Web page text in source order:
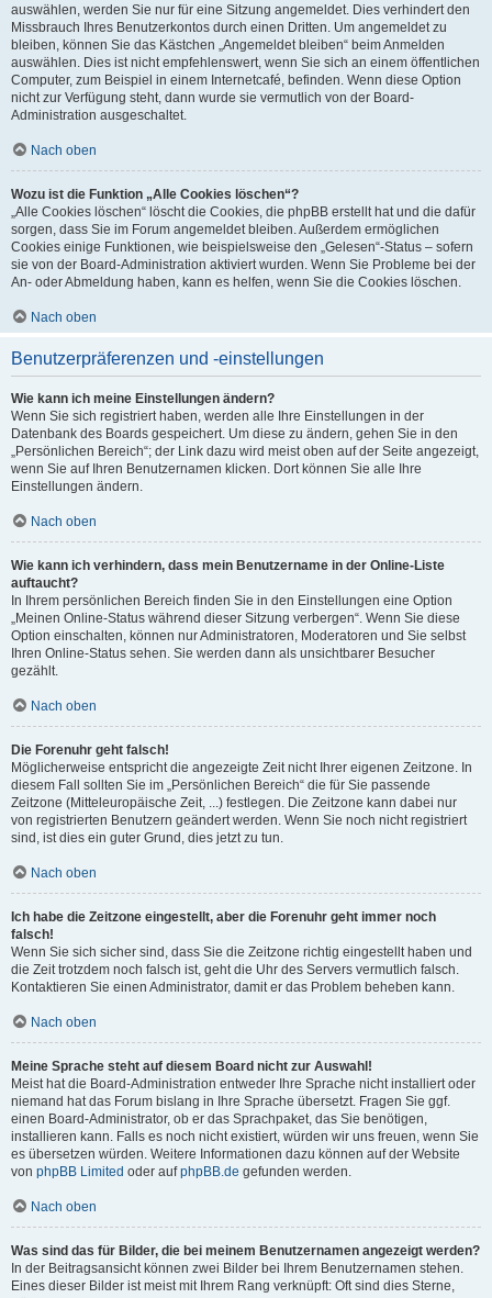
auswählen, werden Sie nur für eine Sitzung angemeldet. Dies verhindert den
Missbrauch Ihres Benutzerkontos durch einen Dritten. Um angemeldet zu
bleiben, können Sie das Kästchen „Angemeldet bleiben“ beim Anmelden
auswählen. Dies ist nicht empfehlenswert, wenn Sie sich an einem öffentlichen
Computer, zum Beispiel in einem Internetcafé, befinden. Wenn diese Option
nicht zur Verfügung steht, dann wurde sie vermutlich von der Board-
Administration ausgeschaltet.
Nach oben
Wozu ist die Funktion „Alle Cookies löschen“?
„Alle Cookies löschen“ löscht die Cookies, die phpBB erstellt hat und die dafür
sorgen, dass Sie im Forum angemeldet bleiben. Außerdem ermöglichen
Cookies einige Funktionen, wie beispielsweise den „Gelesen“-Status – sofern
sie von der Board-Administration aktiviert wurden. Wenn Sie Probleme bei der
An- oder Abmeldung haben, kann es helfen, wenn Sie die Cookies löschen.
Nach oben
Benutzerpräferenzen und -einstellungen
Wie kann ich meine Einstellungen ändern?
Wenn Sie sich registriert haben, werden alle Ihre Einstellungen in der
Datenbank des Boards gespeichert. Um diese zu ändern, gehen Sie in den
„Persönlichen Bereich“; der Link dazu wird meist oben auf der Seite angezeigt,
wenn Sie auf Ihren Benutzernamen klicken. Dort können Sie alle Ihre
Einstellungen ändern.
Nach oben
Wie kann ich verhindern, dass mein Benutzername in der Online-Liste
auftaucht?
In Ihrem persönlichen Bereich finden Sie in den Einstellungen eine Option
„Meinen Online-Status während dieser Sitzung verbergen“. Wenn Sie diese
Option einschalten, können nur Administratoren, Moderatoren und Sie selbst
Ihren Online-Status sehen. Sie werden dann als unsichtbarer Besucher
gezählt.
Nach oben
Die Forenuhr geht falsch!
Möglicherweise entspricht die angezeigte Zeit nicht Ihrer eigenen Zeitzone. In
diesem Fall sollten Sie im „Persönlichen Bereich“ die für Sie passende
Zeitzone (Mitteleuropäische Zeit, ...) festlegen. Die Zeitzone kann dabei nur
von registrierten Benutzern geändert werden. Wenn Sie noch nicht registriert
sind, ist dies ein guter Grund, dies jetzt zu tun.
Nach oben
Ich habe die Zeitzone eingestellt, aber die Forenuhr geht immer noch
falsch!
Wenn Sie sich sicher sind, dass Sie die Zeitzone richtig eingestellt haben und
die Zeit trotzdem noch falsch ist, geht die Uhr des Servers vermutlich falsch.
Kontaktieren Sie einen Administrator, damit er das Problem beheben kann.
Nach oben
Meine Sprache steht auf diesem Board nicht zur Auswahl!
Meist hat die Board-Administration entweder Ihre Sprache nicht installiert oder
niemand hat das Forum bislang in Ihre Sprache übersetzt. Fragen Sie ggf.
einen Board-Administrator, ob er das Sprachpaket, das Sie benötigen,
installieren kann. Falls es noch nicht existiert, würden wir uns freuen, wenn Sie
es übersetzen würden. Weitere Informationen dazu können auf der Website
von phpBB Limited oder aufphpBB.de gefunden werden.
Nach oben
Was sind das für Bilder, die bei meinem Benutzernamen angezeigt werden?
In der Beitragsansicht können zwei Bilder bei Ihrem Benutzernamen stehen.
Eines dieser Bilder ist meist mit Ihrem Rang verknüpft: Oft sind dies Sterne,